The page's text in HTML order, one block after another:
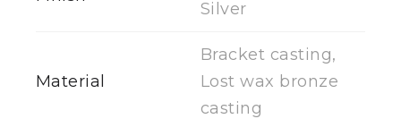
Silver
Material
Bracket casting,
Lost wax bronze
casting